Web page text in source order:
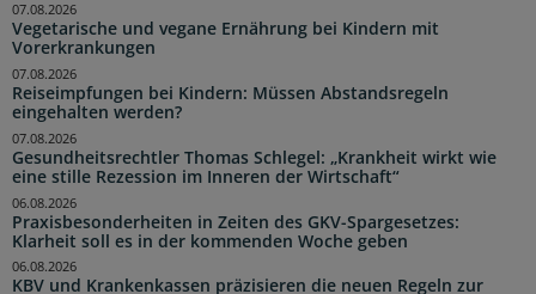
Vegetarische und vegane Ernährung bei Kindern mit
Vorerkrankungen
07.08.2026
Reiseimpfungen bei Kindern: Müssen Abstandsregeln
eingehalten werden?
07.08.2026
Gesundheitsrechtler Thomas Schlegel: „Krankheit wirkt wie
eine stille Rezession im Inneren der Wirtschaft“
07.08.2026
Praxisbesonderheiten in Zeiten des GKV-Spargesetzes:
Klarheit soll es in der kommenden Woche geben
06.08.2026
KBV und Krankenkassen präzisieren die neuen Regeln zur
06.08.2026